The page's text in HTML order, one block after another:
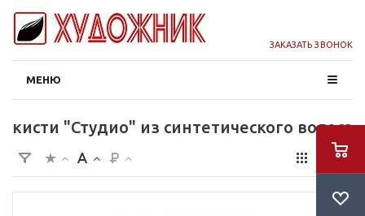
ЗАКАЗАТЬ ЗВОНОК
МЕНЮ
кисти "Студио" из синтетического волоса